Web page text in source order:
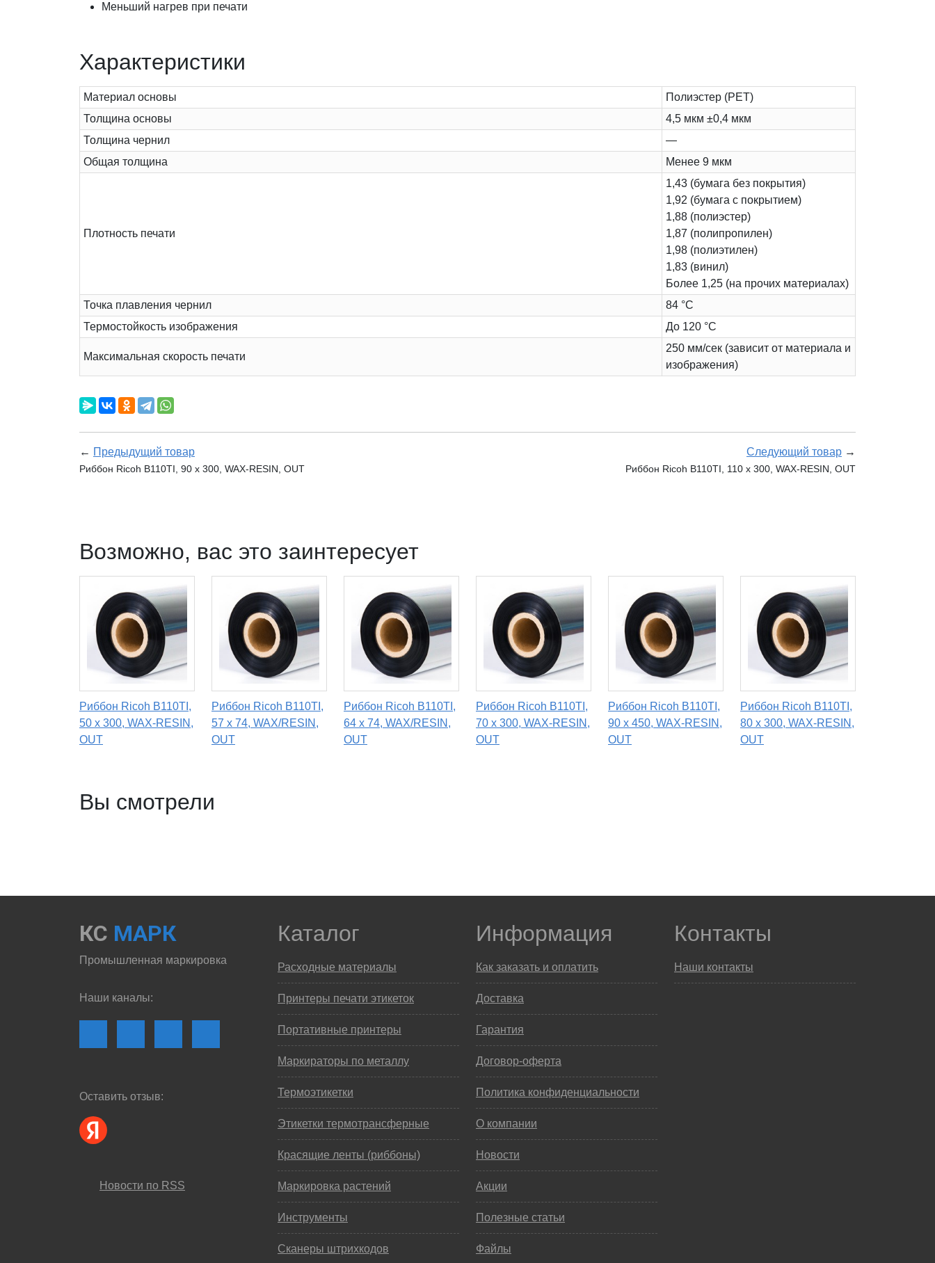
Меньший нагрев при печати
Характеристики
Материал основы
Полиэстер (PET)
Толщина основы
4,5 мкм ±0,4 мкм
Толщина чернил
—
Общая толщина
Менее 9 мкм
Плотность печати
1,43 (бумага без покрытия)
1,92 (бумага с покрытием)
1,88 (полиэстер)
1,87 (полипропилен)
1,98 (полиэтилен)
1,83 (винил)
Более 1,25 (на прочих материалах)
Точка плавления чернил
84 °C
Термостойкость изображения
До 120 °C
Максимальная скорость печати
250 мм/сек (зависит от материала и
изображения)
← Предыдущий товар
Риббон Ricoh B110TI, 90 x 300, WAX-RESIN, OUT
Следующий товар →
Риббон Ricoh B110TI, 110 х 300, WAX-RESIN, OUT
Возможно, вас это заинтересует
Риббон Ricoh B110TI,
50 х 300, WAX-RESIN,
OUT
Риббон Ricoh B110TI,
57 х 74, WAX/RESIN,
OUT
Риббон Ricoh B110TI,
64 х 74, WAX/RESIN,
OUT
Риббон Ricoh B110TI,
70 х 300, WAX-RESIN,
OUT
Риббон Ricoh B110TI,
90 x 450, WAX-RESIN,
OUT
Риббон Ricoh B110TI,
80 х 300, WAX-RESIN,
OUT
Вы смотрели
КС МАРК
Промышленная маркировка
Наши каналы:
Оставить отзыв:
Новости по RSS
Каталог
Расходные материалы
Принтеры печати этикеток
Портативные принтеры
Маркираторы по металлу
Термоэтикетки
Этикетки термотрансферные
Красящие ленты (риббоны)
Маркировка растений
Инструменты
Сканеры штрихкодов
Информация
Как заказать и оплатить
Доставка
Гарантия
Договор-оферта
Политика конфиденциальности
О компании
Новости
Акции
Полезные статьи
Файлы
Контакты
Наши контакты